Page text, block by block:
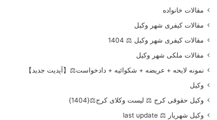
مقالات خانواده
مقالات کیفری شهر وکیل
مقالات کیفری شهر وکیل ⚖️ 1404
مقالات ملکی شهر وکیل
نمونه لایحه + عریضه + شکوائیه + دادخواست⚖️【آپدیت جدید】
وکیل
وکیل حقوقی کرج ⚖️ لیست وکلای کرج⚖️{1404}
وکیل شهریار ⚖️ last update